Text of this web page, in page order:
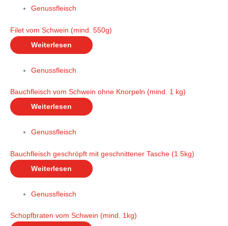
Genussfleisch
Filet vom Schwein (mind. 550g)
Weiterlesen
Genussfleisch
Bauchfleisch vom Schwein ohne Knorpeln (mind. 1 kg)
Weiterlesen
Genussfleisch
Bauchfleisch geschröpft mit geschnittener Tasche (1.5kg)
Weiterlesen
Genussfleisch
Schopfbraten vom Schwein (mind. 1kg)